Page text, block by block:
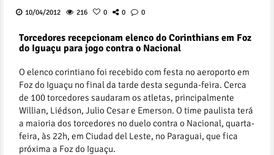
10/04/2012 216 0 0 0
Torcedores recepcionam elenco do Corinthians em Foz
do Iguaçu para jogo contra o Nacional
O elenco corintiano foi recebido com festa no aeroporto em
Foz do Iguaçu no final da tarde desta segunda-feira. Cerca
de 100 torcedores saudaram os atletas, principalmente
Willian, Liédson, Julio Cesar e Emerson. O time paulista terá
a maioria dos torcedores no duelo contra o Nacional, quarta-
feira, às 22h, em Ciudad del Leste, no Paraguai, que fica
próxima a Foz do Iguaçu.